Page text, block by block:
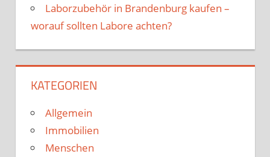
Laborzubehör in Brandenburg kaufen –
worauf sollten Labore achten?
KATEGORIEN
Allgemein
Immobilien
Menschen